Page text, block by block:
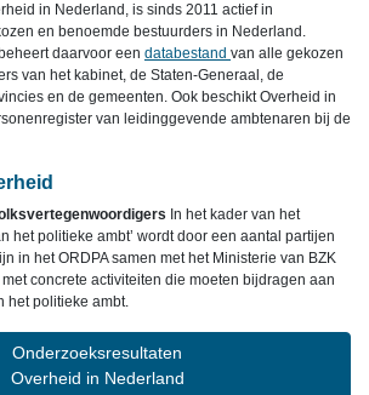
in Nederland, is sinds 2011 actief in
en benoemde bestuurders in Nederland.
daarvoor een databestand van alle gekozen
van het kabinet, de Staten-Generaal, de
en de gemeenten. Ook beschikt Overheid in
van leidinggevende ambtenaren bij de
In het kader van het
het politieke ambt’ wordt door een aantal partijen
in het ORDPA samen met het Ministerie van BZK
concrete activiteiten die moeten bijdragen aan
het politieke ambt.
Onderzoeksresultaten
Overheid in Nederland